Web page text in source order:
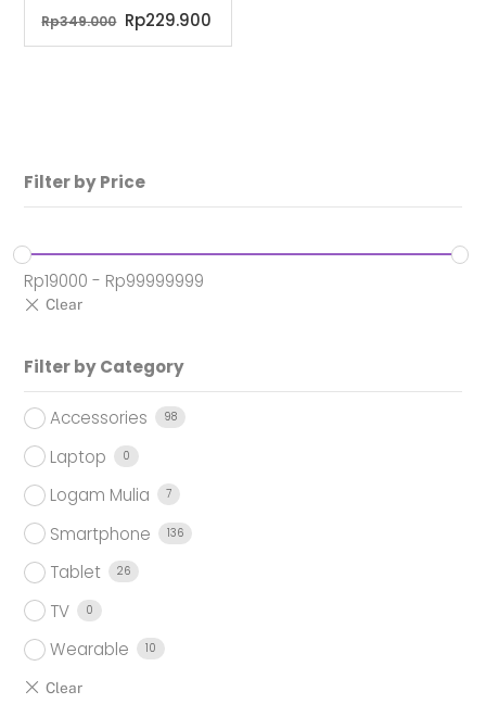
Rp349.000 Harga
aslinya
Rp229.900
saat
Filter by Price
Rp19000 - Rp99999999
Filter by Category
Accessories 98
Laptop 0
Logam Mulia 7
Smartphone 136
Tablet 26
TV 0
Wearable 10